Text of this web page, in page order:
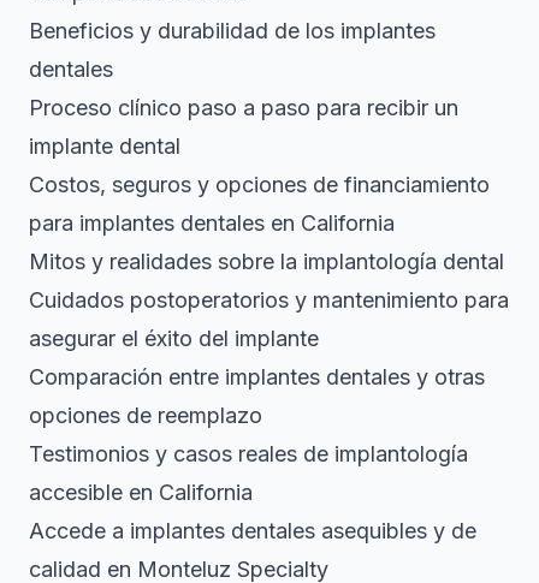
Beneficios y durabilidad de los implantes
dentales
Proceso clínico paso a paso para recibir un
implante dental
Costos, seguros y opciones de financiamiento
para implantes dentales en California
Mitos y realidades sobre la implantología dental
Cuidados postoperatorios y mantenimiento para
asegurar el éxito del implante
Comparación entre implantes dentales y otras
opciones de reemplazo
Testimonios y casos reales de implantología
accesible en California
Accede a implantes dentales asequibles y de
calidad en Monteluz Specialty